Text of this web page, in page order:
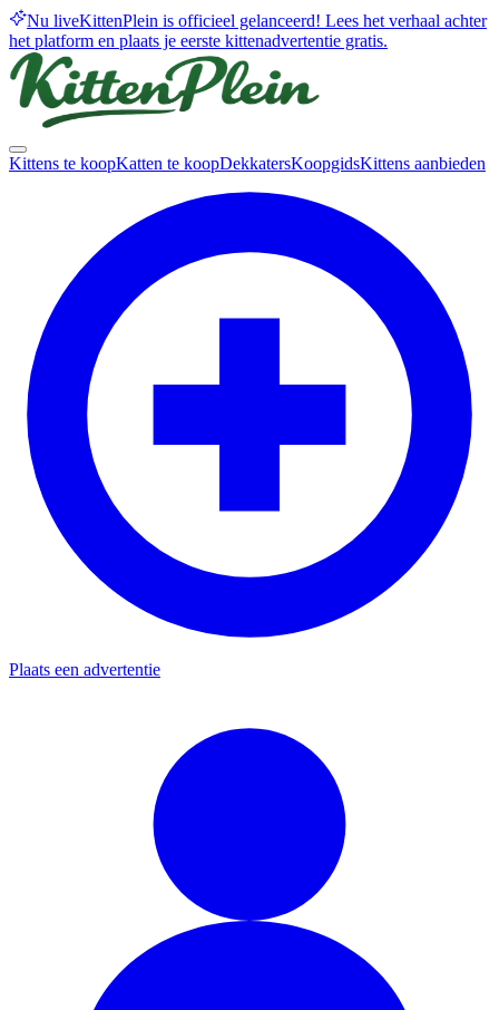
Nu liveKittenPlein is officieel gelanceerd! Lees het verhaal achter
het platform en plaats je eerste kittenadvertentie gratis.
Kittens te koopKatten te koopDekkatersKoopgidsKittens aanbieden
Plaats een advertentie